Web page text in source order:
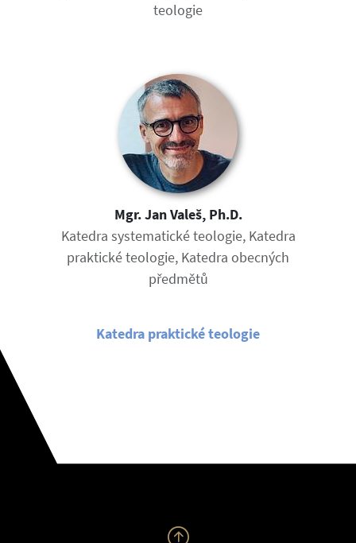
teologie
Mgr. Jan Valeš, Ph.D.
Katedra systematické teologie, Katedra
praktické teologie, Katedra obecných
předmětů
Katedra praktické teologie